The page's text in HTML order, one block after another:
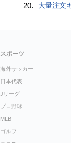
20. 大量注文
スポーツ
海外サッカー
日本代表
Jリーグ
プロ野球
MLB
ゴルフ